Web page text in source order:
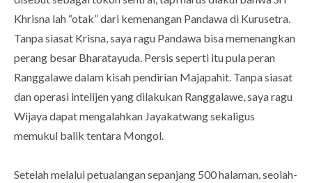
Khrisna lah “otak” dari kemenangan Pandawa di Kurusetra.
Tanpa siasat Krisna, saya ragu Pandawa bisa memenangkan
perang besar Bharatayuda. Persis seperti itu pula peran
Ranggalawe dalam kisah pendirian Majapahit. Tanpa siasat
dan operasi intelijen yang dilakukan Ranggalawe, saya ragu
Wijaya dapat mengalahkan Jayakatwang sekaligus
memukul balik tentara Mongol.
Setelah melalui petualangan sepanjang 500 halaman, seolah-